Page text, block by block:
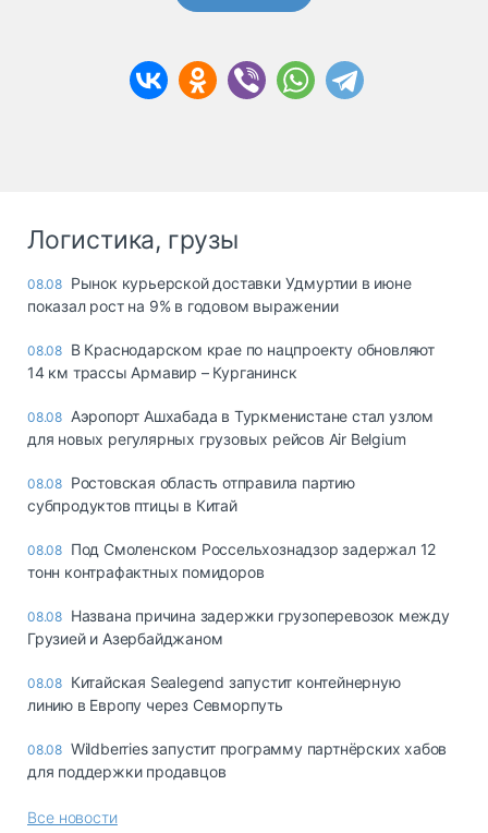
Логистика, грузы
08.08 Рынок курьерской доставки Удмуртии в июне
показал рост на 9% в годовом выражении
08.08 В Краснодарском крае по нацпроекту обновляют
14 км трассы Армавир – Курганинск
08.08 Аэропорт Ашхабада в Туркменистане стал узлом
для новых регулярных грузовых рейсов Air Belgium
08.08 Ростовская область отправила партию
субпродуктов птицы в Китай
08.08 Под Смоленском Россельхознадзор задержал 12
тонн контрафактных помидоров
08.08 Названа причина задержки грузоперевозок между
Грузией и Азербайджаном
08.08 Китайская Sealegend запустит контейнерную
линию в Европу через Севморпуть
08.08 Wildberries запустит программу партнёрских хабов
для поддержки продавцов
Все новости